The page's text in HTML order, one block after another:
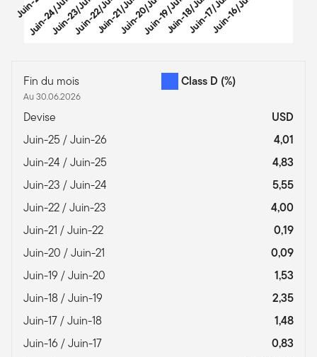
Fin du mois
Au 30.06.2026
Class D (%)
Devise
USD
Juin-25 / Juin-26
4,01
Juin-24 / Juin-25
4,83
Juin-23 / Juin-24
5,55
Juin-22 / Juin-23
4,00
Juin-21 / Juin-22
0,19
Juin-20 / Juin-21
0,09
Juin-19 / Juin-20
1,53
Juin-18 / Juin-19
2,35
Juin-17 / Juin-18
1,48
Juin-16 / Juin-17
0,83